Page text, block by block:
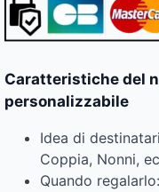
Caratteristiche del
personalizzabile
Idea di
Coppia, Nonni,
Quando regalarlo: